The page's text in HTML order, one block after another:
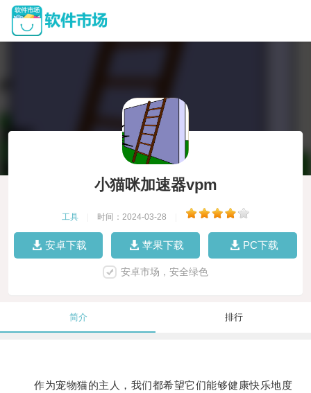
小猫咪加速器vpm
工具 时间：2024-03-28
安卓下载 苹果下载 PC下载
安卓市场，安全绿色
简介 排行
作为宠物猫的主人，我们都希望它们能够健康快乐地度